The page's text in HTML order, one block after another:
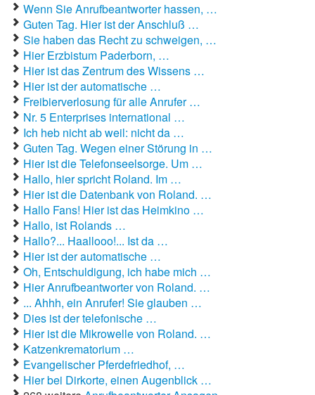
Anwaltswitze
Arbeitswitze
Arztwitze
Autoaufkleber Sprüche
Bankerwitze
Bart Simpson Sprüche
Bauernregeln
Bauernwitze
Bayern Witze
Beamtenwitze
Bierwitze
Bill Clinton Witze
Blondinenwitze
Wenn Sie Anrufbeantworter hassen, …
Guten Tag. Hier ist der Anschluß …
Sie haben das Recht zu schweigen, …
Hier Erzbistum Paderborn, …
Hier ist das Zentrum des Wissens …
Hier ist der automatische …
Freibierverlosung für alle Anrufer …
Nr. 5 Enterprises international …
Ich heb nicht ab weil: nicht da …
Guten Tag. Wegen einer Störung in …
Hier ist die Telefonseelsorge. Um …
Hallo, hier spricht Roland. Im …
Hier ist die Datenbank von Roland. …
Hallo Fans! Hier ist das Heimkino …
Hallo, ist Rolands …
Hallo?... Haallooo!... Ist da …
Hier ist der automatische …
Oh, Entschuldigung, ich habe mich …
Hier Anrufbeantworter von Roland. …
... Ahhh, ein Anrufer! Sie glauben …
Dies ist der telefonische …
Hier ist die Mikrowelle von Roland. …
Katzenkrematorium …
Evangelischer Pferdefriedhof, …
Hier bei Dirkorte, einen Augenblick …